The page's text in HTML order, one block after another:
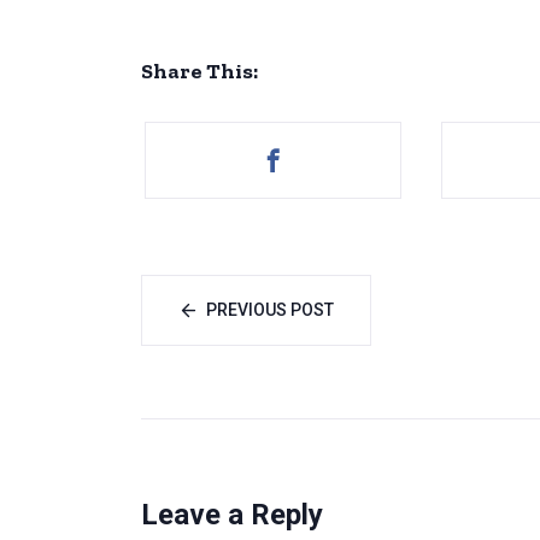
Share This:
PREVIOUS POST
Leave a Reply